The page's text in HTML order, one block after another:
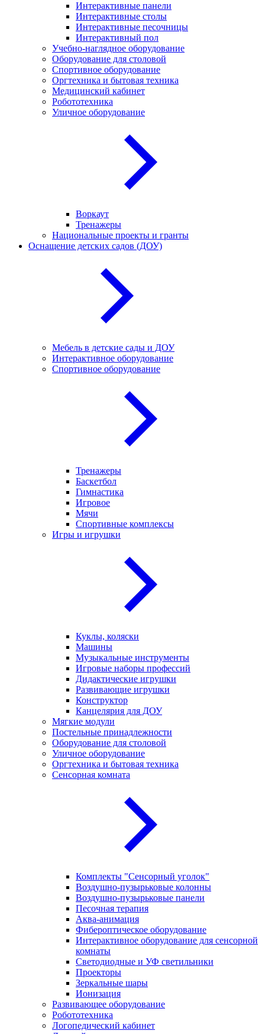
Интерактивные панели
Интерактивные столы
Интерактивные песочницы
Интерактивный пол
Учебно-наглядное оборудование
Оборудование для столовой
Спортивное оборудование
Оргтехника и бытовая техника
Медицинский кабинет
Робототехника
Уличное оборудование
Воркаут
Тренажеры
Национальные проекты и гранты
Оснащение детских садов (ДОУ)
Мебель в детские сады и ДОУ
Интерактивное оборудование
Спортивное оборудование
Тренажеры
Баскетбол
Гимнастика
Игровое
Мячи
Спортивные комплексы
Игры и игрушки
Куклы, коляски
Машины
Музыкальные инструменты
Игровые наборы профессий
Дидактические игрушки
Развивающие игрушки
Конструктор
Канцелярия для ДОУ
Мягкие модули
Постельные принадлежности
Оборудование для столовой
Уличное оборудование
Оргтехника и бытовая техника
Сенсорная комната
Комплекты "Сенсорный уголок"
Воздушно-пузырьковые колонны
Воздушно-пузырьковые панели
Песочная терапия
Аква-анимация
Фибероптическое оборудование
Интерактивное оборудование для сенсорной
комнаты
Светодиодные и УФ светильники
Проекторы
Зеркальные шары
Ионизация
Развивающее оборудование
Робототехника
Логопедический кабинет